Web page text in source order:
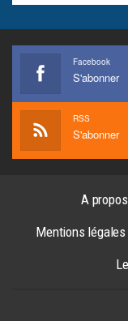
Facebook
S'abonner
RSS
S'abonner
A
Mentions légales